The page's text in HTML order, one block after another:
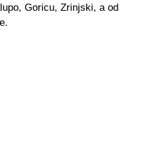
Goricu, Zrinjski, a od